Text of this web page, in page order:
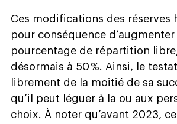
Ces modifications des réserves
pour conséquence d’augmenter
pourcentage de répartition libre,
désormais à 50 %. Ainsi, le
librement de la moitié de sa
qu’il peut léguer à la ou aux
choix. À noter qu’avant 2023,